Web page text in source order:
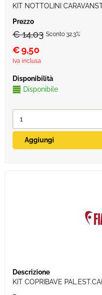
KIT NOTTOLINI
€ 14,03 Sconto 32.3%
€9,50
Iva inclusa
Disponibile
KIT COPRIBAVE